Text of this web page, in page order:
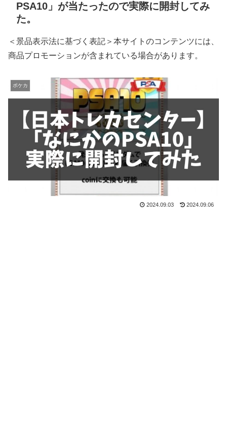
PSA10」が当たったので実際に開封してみ
た。
＜景品表示法に基づく表記＞本サイトのコンテンツには、
商品プロモーションが含まれている場合があります。
ポケカ
2024.09.03 2024.09.06